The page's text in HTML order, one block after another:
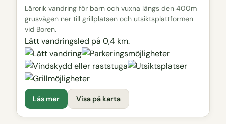
Lärorik vandring för barn och vuxna längs den 400m
grusvägen ner till grillplatsen och utsiktsplattformen
vid Boren.
Lätt vandringsled på 0,4 km.
Läs mer Visa på karta